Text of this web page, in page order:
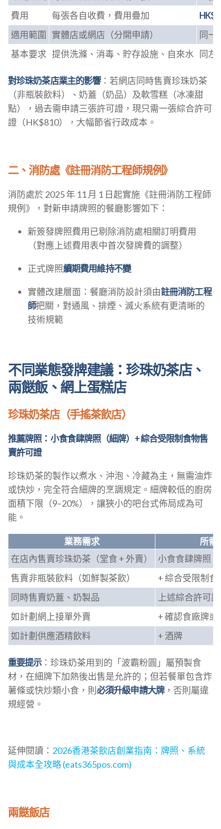
費用
每張各自收費，費用疊加
適用範圍
實體店或網店（分開申請）
同一
基本要求 提供洗滌、消毒、貯存設施、自來水 同左
對珍珠奶茶店業主的影響：若網店同時售賣珍珠奶茶
（非瓶裝飲料）、奶蓋（奶品）及軟雪糕（冰凍甜
點），過去需申請三張許可證，現只需一張綜合許可
證（HK$810），大幅節省行政成本。
二、消防處《註冊消防工程師規例》
消防處於 2025 年 11 月 1 日起實施《註冊消防工程師
規例》，對新申請牌照的餐廳影響如下：
新簽發牌照費用已剔除消防處相關訂明費用
（對應上述費用表中首次發牌費的調整）
正式牌照續期費用維持不變
實體改建層面：餐廳消防設計須由註冊消防工程
師把關，對通風、排煙、滅火系統有更清晰的
技術規範
不同業態發牌建議：珍珠奶茶店、
兩餸飯、網上蛋糕店
珍珠奶茶店（手搖茶飲店）
推薦牌照：小食食肆牌照（細牌）+ 綜合受限制食物售
賣許可證
珍珠奶茶的製作以煮水、沖泡、冷藏為主，無需油炸
或快炒，完全符合細牌的烹調規定。細牌較低的廚房
面積下限（9–20%），讓狹小的吧台式佈局成為可
能。
業務需求
所需
在店內售賣珍珠奶茶（堂食 + 外賣）
小食食肆牌照
售賣非瓶裝飲料（如鮮製茶飲）
+ 綜合受限制
同時售賣奶蓋、奶製品
上述綜合許可
如計劃網上接單外賣
+ 確認食廠牌
如計劃供應酒精飲料
+ 酒牌
重要提示：珍珠奶茶用到的「波霸粉圓」屬預製食
材，在細牌下加熱後出售是允許的；但若餐單包含炸
薯條或快炒類小食，則必須升級申請大牌，否則屬違
規經營。
延伸閱讀： 2026香港茶飲店創業指南：牌照、系統
與成本全攻略 (eats365pos.com)
兩餸飯店